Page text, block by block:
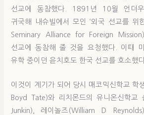
선교에 동참했다. 1891년 10월 언더
귀국해 내슈빌에서 모인 ‘외국 선교를 위
Seminary Alliance for Foreign
선교에 동참해 줄 것을 요청했다. 이때
유학 중이던 윤치호도 한국 선교를 호소했
이것이 계기가 되어 당시 매코믹신학교 학
Boyd Tate)와 리치몬드의 유니온신학교
Junkin), 레이놀즈(William D